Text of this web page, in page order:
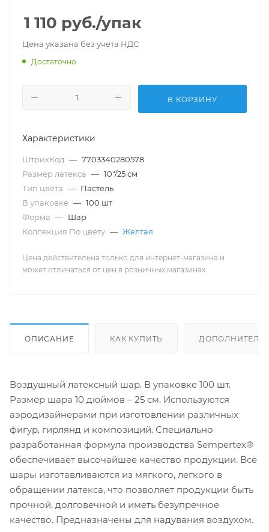
1 110 руб./упак
Цена указана без учета НДС
Достаточно
В КОРЗИНУ
Характеристики
ШтрихКод — 7703340280578
Размер латекса — 10"/25 см
Тип цвета — Пастель
В упаковке — 100 шт
Форма — Шар
Коллекция По цвету — Желтая
Цена действительна только для интернет-магазина и
может отличаться от цен в розничных магазинах
ОПИСАНИЕ КАК КУПИТЬ
Воздушный латексный шар. В упаковке 100 шт.
Размер шара 10 дюймов – 25 см. Используются
аэродизайнерами при изготовлении различных
фигур, гирлянд и композиций. Специально
разработанная формула производства Sempertex®
обеспечивает высочайшее качество продукции. Все
шары изготавливаются из мягкого, легкого в
обращении латекса, что позволяет продукции быть
прочной, долговечной и иметь безупречное
качество. Предназначены для надувания воздухом.